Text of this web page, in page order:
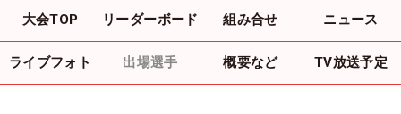
大会TOP リーダーボード 組み合せ ニュース
ライブフォト 出場選手 概要など TV放送予定